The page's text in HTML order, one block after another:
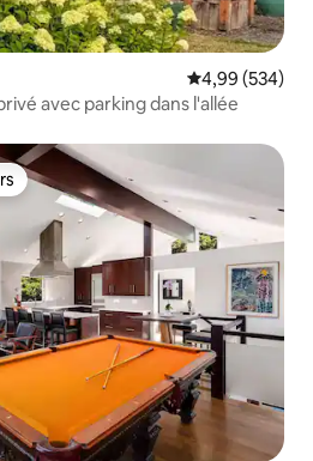
Évaluation
4,99 (534)
avec parking dans l'allée